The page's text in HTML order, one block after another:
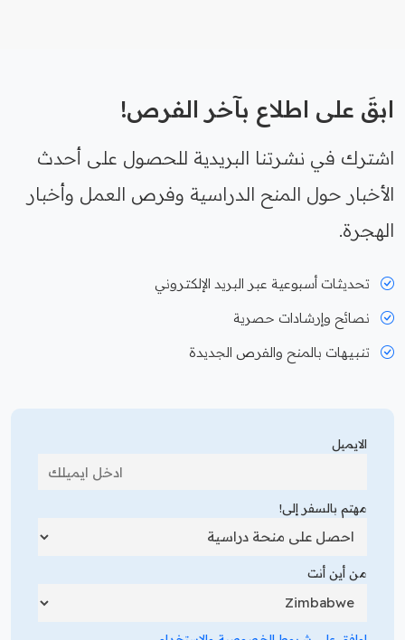
ابقَ على اطلاع بآخر الفرص!
اشترك في نشرتنا البريدية للحصول على أحدث
الأخبار حول المنح الدراسية وفرص العمل وأخبار
الهجرة.
تحديثات أسبوعية عبر البريد الإلكتروني
نصائح وإرشادات حصرية
تنبيهات بالمنح والفرص الجديدة
الايميل
مهتم بالسفر إلى!
من أين أنت